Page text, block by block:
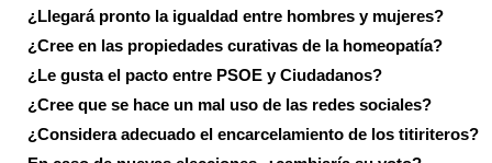
¿Llegará pronto la igualdad entre hombres y mujeres?
¿Cree en las propiedades curativas de la homeopatía?
¿Le gusta el pacto entre PSOE y Ciudadanos?
¿Cree que se hace un mal uso de las redes sociales?
¿Considera adecuado el encarcelamiento de los titiriteros?